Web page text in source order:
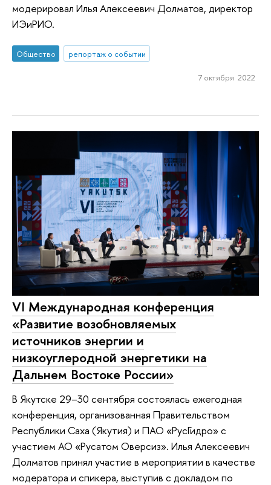
модерировал Илья Алексеевич Долматов, директор
ИЭиРИО.
Общество репортаж о событии
7 октября 2022
VI Международная конференция
«Развитие возобновляемых
источников энергии и
низкоуглеродной энергетики на
Дальнем Востоке России»
В Якутске 29–30 сентября состоялась ежегодная
конференция, организованная Правительством
Республики Саха (Якутия) и ПАО «РусГидро» с
участием АО «Русатом Оверсиз». Илья Алексеевич
Долматов принял участие в мероприятии в качестве
модератора и спикера, выступив с докладом по